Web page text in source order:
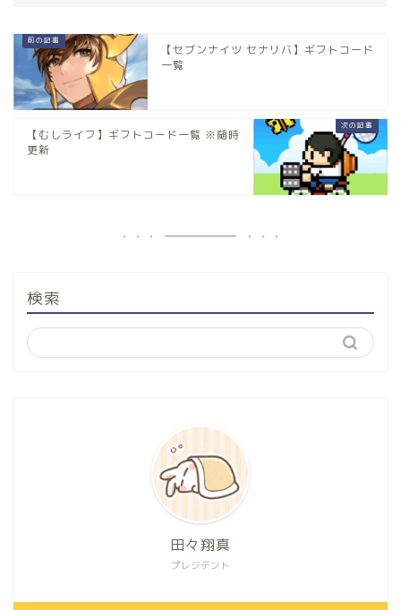
【セブンナイツ セナリバ】ギフトコード
一覧
【むしライフ】ギフトコード一覧 ※随時
更新
検索
プレジデント
田々翔真